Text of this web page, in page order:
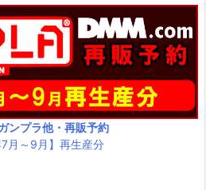
ンプラ他・再販予約
7月～9月】再生産分